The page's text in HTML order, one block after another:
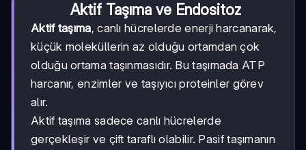
Aktif Taşıma ve Endositoz
Aktif taşıma, canlı hücrelerde enerji harcanarak,
küçük moleküllerin az olduğu ortamdan çok
olduğu ortama taşınmasıdır. Bu taşımada ATP
harcanır, enzimler ve taşıyıcı proteinler görev
alır.
Aktif taşıma sadece canlı hücrelerde
gerçekleşir ve çift taraflı olabilir. Pasif taşımanın